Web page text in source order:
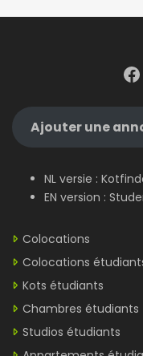
Ajouter une
NL versie :
EN version :
Colocations
Colocations
Kots étudiants
Chambres étudiants
Studios étudiants